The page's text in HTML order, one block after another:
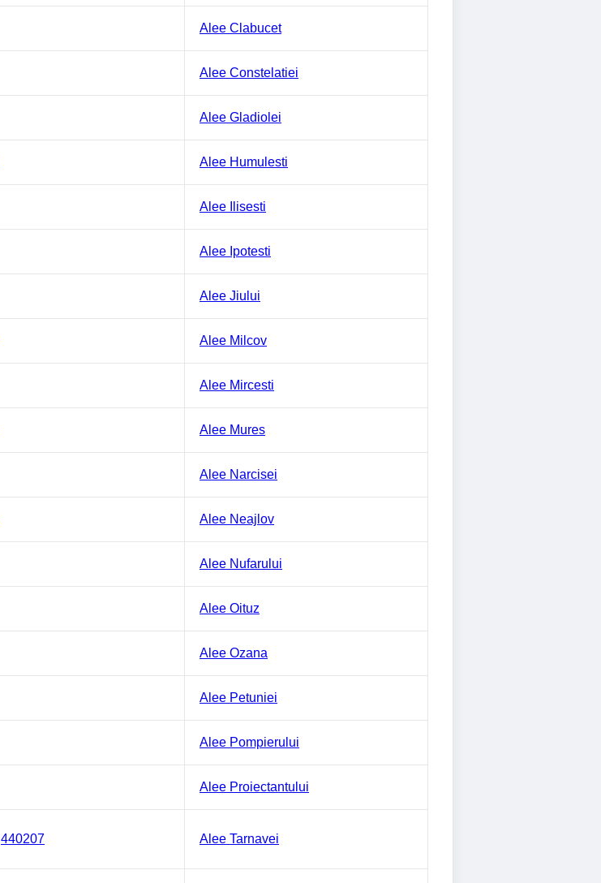
Alee Clabucet
Alee Constelatiei
Alee Gladiolei
Alee Humulesti
Alee Ilisesti
Alee Ipotesti
Alee Jiului
Alee Milcov
Alee Mircesti
Alee Mures
Alee Narcisei
Alee Neajlov
Alee Nufarului
Alee Oituz
Alee Ozana
Alee Petuniei
Alee Pompierului
Alee Proiectantului
440207 Alee Tarnavei